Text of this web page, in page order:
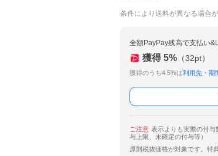
条件により送料が異なる場合が
全額PayPay残高で支払い
獲得 5% （32pt）
獲得のうち4.5%は利用先・期
ご注意 表示よりも実際の付
与上限、未確定の付与等）
原則税抜価格が対象です。特